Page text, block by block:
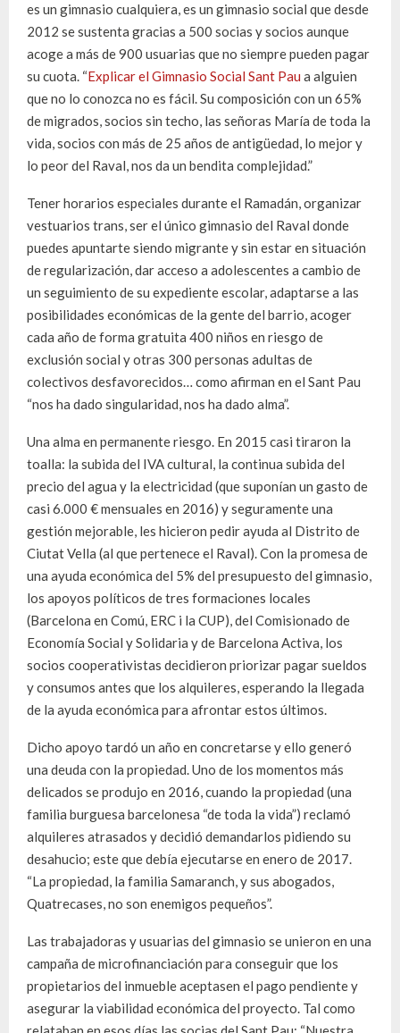
es un gimnasio cualquiera, es un gimnasio social que desde
2012 se sustenta gracias a 500 socias y socios aunque
acoge a más de 900 usuarias que no siempre pueden pagar
su cuota. “Explicar el Gimnasio Social Sant Pau a alguien
que no lo conozca no es fácil. Su composición con un 65%
de migrados, socios sin techo, las señoras María de toda la
vida, socios con más de 25 años de antigüedad, lo mejor y
lo peor del Raval, nos da un bendita complejidad.”
Tener horarios especiales durante el Ramadán, organizar
vestuarios trans, ser el único gimnasio del Raval donde
puedes apuntarte siendo migrante y sin estar en situación
de regularización, dar acceso a adolescentes a cambio de
un seguimiento de su expediente escolar, adaptarse a las
posibilidades económicas de la gente del barrio, acoger
cada año de forma gratuita 400 niños en riesgo de
exclusión social y otras 300 personas adultas de
colectivos desfavorecidos… como afirman en el Sant Pau
“nos ha dado singularidad, nos ha dado alma”.
Una alma en permanente riesgo. En 2015 casi tiraron la
toalla: la subida del IVA cultural, la continua subida del
precio del agua y la electricidad (que suponían un gasto de
casi 6.000 € mensuales en 2016) y seguramente una
gestión mejorable, les hicieron pedir ayuda al Distrito de
Ciutat Vella (al que pertenece el Raval). Con la promesa de
una ayuda económica del 5% del presupuesto del gimnasio,
los apoyos políticos de tres formaciones locales
(Barcelona en Comú, ERC i la CUP), del Comisionado de
Economía Social y Solidaria y de Barcelona Activa, los
socios cooperativistas decidieron priorizar pagar sueldos
y consumos antes que los alquileres, esperando la llegada
de la ayuda económica para afrontar estos últimos.
Dicho apoyo tardó un año en concretarse y ello generó
una deuda con la propiedad. Uno de los momentos más
delicados se produjo en 2016, cuando la propiedad (una
familia burguesa barcelonesa “de toda la vida”) reclamó
alquileres atrasados y decidió demandarlos pidiendo su
desahucio; este que debía ejecutarse en enero de 2017.
“La propiedad, la familia Samaranch, y sus abogados,
Quatrecases, no son enemigos pequeños”.
Las trabajadoras y usuarias del gimnasio se unieron en una
campaña de microfinanciación para conseguir que los
propietarios del inmueble aceptasen el pago pendiente y
asegurar la viabilidad económica del proyecto. Tal como